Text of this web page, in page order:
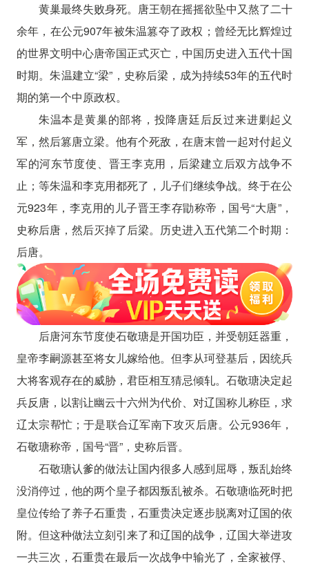
黄巢最终失败身死。唐王朝在摇摇欲坠中又熬了二十
余年，在公元907年被朱温篡夺了政权；曾经无比辉煌过
的世界文明中心唐帝国正式灭亡，中国历史进入五代十国
时期。朱温建立“梁”，史称后梁，成为持续53年的五代时
期的第一个中原政权。
朱温本是黄巢的部将，投降唐廷后反过来进剿起义
军，然后篡唐立梁。他有个死敌，在唐末曾一起对付起义
军的河东节度使、晋王李克用，后梁建立后双方战争不
止；等朱温和李克用都死了，儿子们继续争战。终于在公
元923年，李克用的儿子晋王李存勖称帝，国号“大唐”，
史称后唐，然后灭掉了后梁。历史进入五代第二个时期：
后唐。
后唐河东节度使石敬瑭是开国功臣，并受朝廷器重，
皇帝李嗣源甚至将女儿嫁给他。但李从珂登基后，因统兵
大将客观存在的威胁，君臣相互猜忌倾轧。石敬瑭决定起
兵反唐，以割让幽云十六州为代价、对辽国称儿称臣，求
辽太宗帮忙；于是联合辽军南下攻灭后唐。公元936年，
石敬瑭称帝，国号“晋”，史称后晋。
石敬瑭认爹的做法让国内很多人感到屈辱，叛乱始终
没消停过，他的两个皇子都因叛乱被杀。石敬瑭临死时把
皇位传给了养子石重贵，石重贵决定逐步脱离对辽国的依
附。但这种做法立刻引来了和辽国的战争，辽国大举进攻
一共三次，石重贵在最后一次战争中输光了，全家被俘、